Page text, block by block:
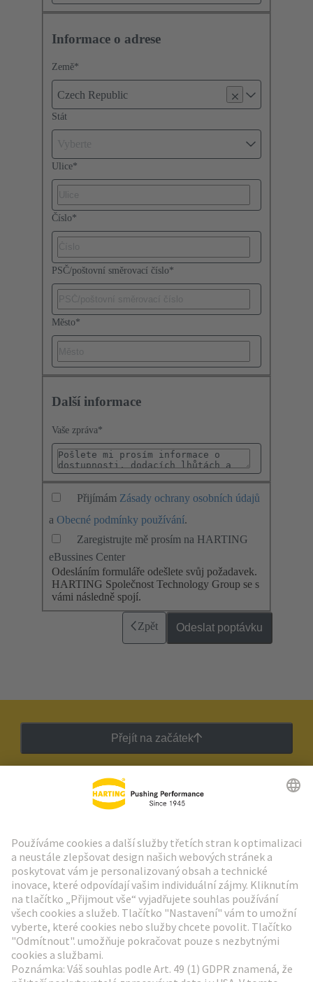
Informace o adrese
Země*
Czech Republic
Stát
Ulice*
Číslo*
PSČ/poštovní směrovací číslo*
Město*
Další informace
Vaše zpráva*
Přijímám Zásady ochrany osobních údajů
a Obecné podmínky používání.
Zaregistrujte mě prosím na HARTING
eBussines Center
Odesláním formuláře odešlete svůj požadavek.
HARTING Společnost Technology Group se s
vámi následně spojí.
Zpět Odeslat poptávku
Přejít na začátek
Zpravodaj HARTING
Přejít na registraci
Social Media